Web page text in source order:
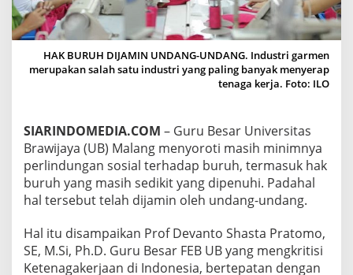
R
T
I
M
I
N
Y
A
P
E
R
I
N
D
HAK BURUH DIJAMIN UNDANG-UNDANG. Industri garmen
merupakan salah satu industri yang paling banyak menyerap
tenaga kerja. Foto: ILO
SIARINDOMEDIA.COM – Guru Besar Universitas
Brawijaya (UB) Malang menyoroti masih minimnya
perlindungan sosial terhadap buruh, termasuk hak
buruh yang masih sedikit yang dipenuhi. Padahal
hal tersebut telah dijamin oleh undang-undang.
Hal itu disampaikan Prof Devanto Shasta Pratomo,
SE, M.Si, Ph.D. Guru Besar FEB UB yang mengkritisi
Ketenagakerjaan di Indonesia, bertepatan dengan